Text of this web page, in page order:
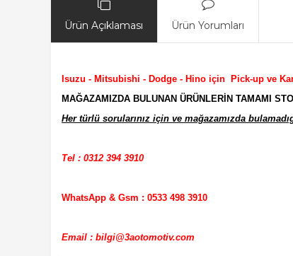
Ürün Açıklaması Ürün Yorumları
Isuzu - Mitsubishi - Dodge - Hino için Pick-up ve
MAĞAZAMIZDA BULUNAN ÜRÜNLERİN TAMAMI
Her türlü sorularınız için ve mağazamızda
Tel : 0312 394 3910
WhatsApp & Gsm : 0533 498 3910
Email : bilgi@3aotomotiv.com